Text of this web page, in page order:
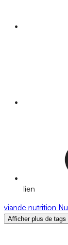
lien
viande nutrition
Afficher plus de tags